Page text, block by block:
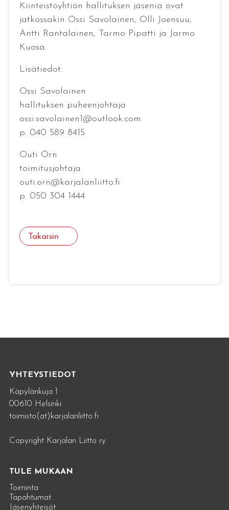
Kiinteistöyhtiön hallituksen jäseniä ovat
jatkossakin Ossi Savolainen, Olli Joensuu,
Antti Rantalainen, Tarmo Pipatti ja Jarmo
Kuosa.
Lisätiedot:
Ossi Savolainen
hallituksen puheenjohtaja
ossi.savolainen1@outlook.com
p. 040 589 8415
Outi Örn
toimitusjohtaja
outi.orn@karjalanliitto.fi
p. 050 304 1444
Takaisin
YHTEYSTIEDOT
Käpylänkuja 1
00610 Helsinki
toimisto(at)karjalanliitto.fi
Copyright Karjalan Liitto ry
TULE MUKAAN
Toiminta
Tapahtumat
Jäsenyhteisöt